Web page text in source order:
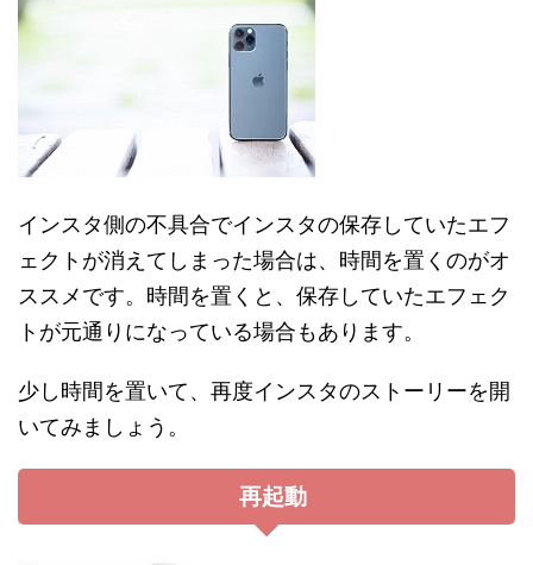
インスタ側の不具合でインスタの保存していたエフ
ェクトが消えてしまった場合は、時間を置くのがオ
ススメです。時間を置くと、保存していたエフェク
トが元通りになっている場合もあります。
少し時間を置いて、再度インスタのストーリーを開
いてみましょう。
再起動